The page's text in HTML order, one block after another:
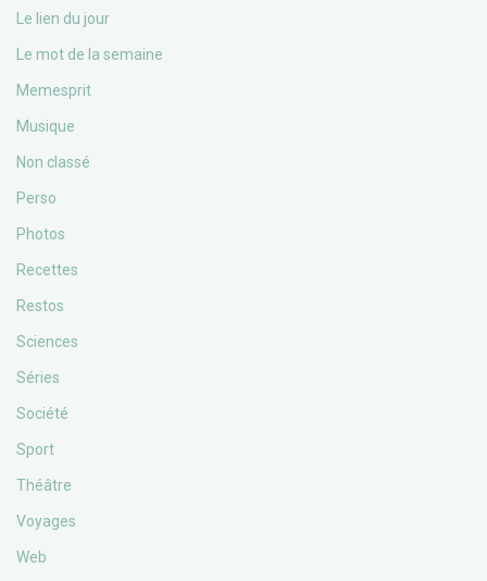
Le lien du jour
Le mot de la semaine
Memesprit
Musique
Non classé
Perso
Photos
Recettes
Restos
Sciences
Séries
Société
Sport
Théâtre
Voyages
Web